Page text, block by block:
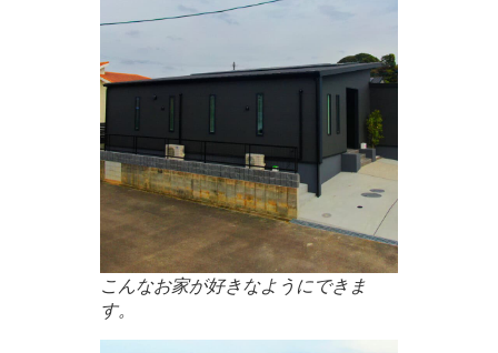
こんなお家が好きなようにできま
す。